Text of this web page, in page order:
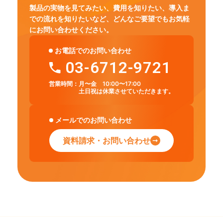
製品の実物を見てみたい、費用を知りたい、導入ま
での流れを知りたいなど、
どんなご要望でもお気軽
にお問い合わせください。
お電話でのお問い合わせ
03-6712-9721
営業時間： 月〜金 10:00〜17:00
土日祝は休業させていただきます。
メールでのお問い合わせ
資料請求・お問い合わせ